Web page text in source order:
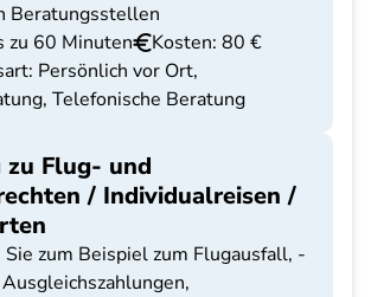
Beratungsstellen
zu 60 Minuten
Kosten: 80 €
Persönlich vor Ort,
Telefonische Beratung
zu Flug- und
/ Individualreisen /
zum Beispiel zum Flugausfall, -